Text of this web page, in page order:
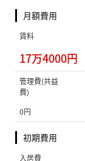
月額費用
賃料
17万4000円
管理費(共益
費)
0円
初期費用
入居費